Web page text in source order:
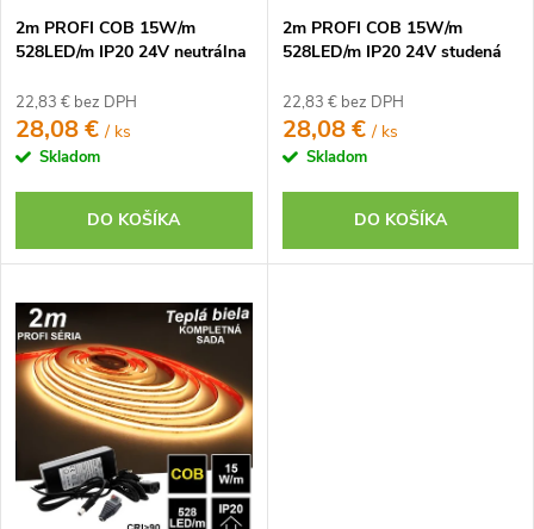
k
t
o
v
k
o
v
2m PROFI COB 15W/m
528LED/m IP20 24V neutrálna
22,83 € bez DPH
28,08 €/ ks
Skladom
DO KOŠÍKA
2m PROFI COB 15W/m
528LED/m IP20 24V studená
22,83 € bez DPH
28,08 €/ ks
Skladom
DO KOŠÍKA